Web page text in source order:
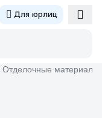
Для юрлиц
Отделочные материалы